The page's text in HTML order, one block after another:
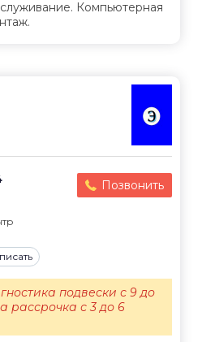
Компьютерная
Позвонить
подвески с 9 до
рассрочка с 3 до 6